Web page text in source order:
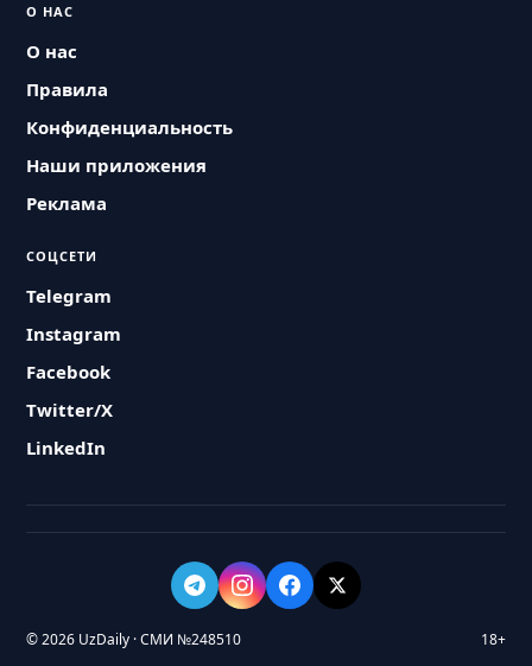
О НАС
О нас
Правила
Конфиденциальность
Наши приложения
Реклама
СОЦСЕТИ
Telegram
Instagram
Facebook
Twitter/X
LinkedIn
© 2026 UzDaily · СМИ №248510 18+